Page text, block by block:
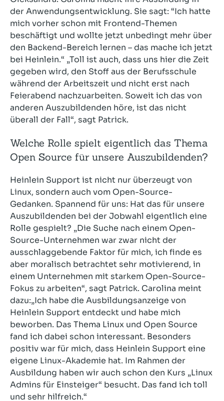
der Anwendungsentwicklung. Sie sagt: “Ich hatte
mich vorher schon mit Frontend-Themen
beschäftigt und wollte jetzt unbedingt mehr über
den Backend-Bereich lernen – das mache ich jetzt
bei Heinlein.“ „Toll ist auch, dass uns hier die Zeit
gegeben wird, den Stoff aus der Berufsschule
während der Arbeitszeit und nicht erst nach
Feierabend nachzuarbeiten. Soweit ich das von
anderen Auszubildenden höre, ist das nicht
überall der Fall“, sagt Patrick.
Welche Rolle spielt eigentlich das Thema
Open Source für unsere Auszubildenden?
Heinlein Support ist nicht nur überzeugt von
Linux, sondern auch vom Open-Source-
Gedanken. Spannend für uns: Hat das für unsere
Auszubildenden bei der Jobwahl eigentlich eine
Rolle gespielt? „Die Suche nach einem Open-
Source-Unternehmen war zwar nicht der
ausschlaggebende Faktor für mich, ich finde es
aber moralisch betrachtet sehr motivierend, in
einem Unternehmen mit starkem Open-Source-
Fokus zu arbeiten“, sagt Patrick. Carolina meint
dazu:„Ich habe die Ausbildungsanzeige von
Heinlein Support entdeckt und habe mich
beworben. Das Thema Linux und Open Source
fand ich dabei schon interessant. Besonders
positiv war für mich, dass Heinlein Support eine
eigene Linux-Akademie hat. Im Rahmen der
Ausbildung haben wir auch schon den Kurs „Linux
Admins für Einsteiger“ besucht. Das fand ich toll
und sehr hilfreich.“